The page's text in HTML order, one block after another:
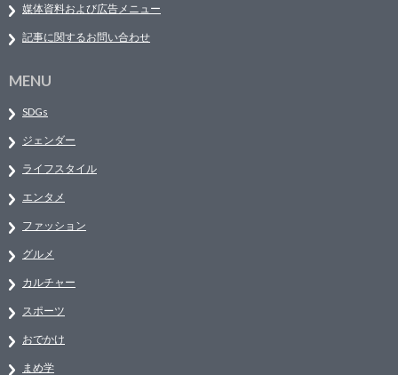
媒体資料および広告メニュー
記事に関するお問い合わせ
MENU
SDGs
ジェンダー
ライフスタイル
エンタメ
ファッション
グルメ
カルチャー
スポーツ
おでかけ
まめ学